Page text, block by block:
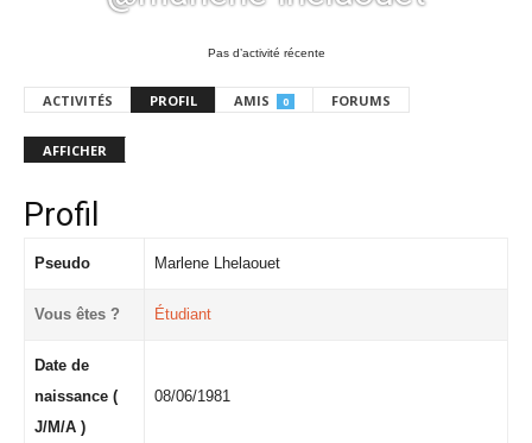
Pas d’activité récente
ACTIVITÉS PROFIL AMIS 0 FORUMS
AFFICHER
Profil
Pseudo Marlene Lhelaouet
Vous êtes ? Étudiant
Date de
naissance (
J/M/A )
08/06/1981